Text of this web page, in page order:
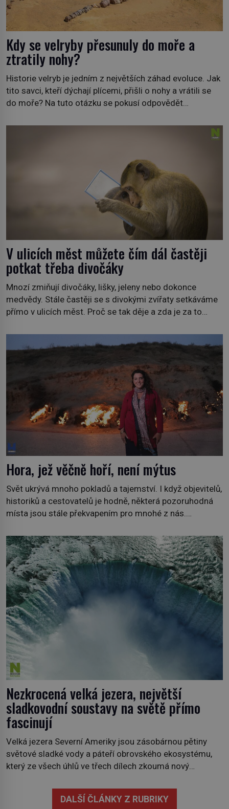
Kdy se velryby přesunuly do moře a
ztratily nohy?
Historie velryb je jedním z největších záhad evoluce. Jak
tito savci, kteří dýchají plícemi, přišli o nohy a vrátili se
do moře? Na tuto otázku se pokusí odpovědět
premiéru ve čtvrtek 29. února ve 20:00 na televizní
V ulicích měst můžete čím dál častěji
potkat třeba divočáky
Mnozí zmiňují divočáky, lišky, jeleny nebo dokonce
medvědy. Stále častěji se s divokými zvířaty setkáváme
přímo v ulicích měst. Proč se tak děje a zda je za to
jiných. My se raději podíváme do jiných zemí a
prozkoumáme, jaká další zvířata po celém světě se
Hora, jež věčně hoří, není mýtus
Svět ukrývá mnoho pokladů a tajemství. I když objevitelů,
historiků a cestovatelů je hodně, některá pozoruhodná
místa jsou stále překvapením pro mnohé z nás.
Albánie či úchvatná atmosféra Kypru jsou jedny z míst,
která nám mají co nabídnout a vyprávět. Uznávaná
historička Bettany Hughes, se vydala prozkoumat
pozoruhodné úkazy, o kterých jste možná doposud
neslyšeli. Hora, […]
Nezkrocená velká jezera, největší
sladkovodní soustavy na světě přímo
fascinují
Velká jezera Severní Ameriky jsou zásobárnou pětiny
světové sladké vody a páteří obrovského ekosystému,
který ze všech úhlů ve třech dílech zkoumá nový
premiéře jej uvidíte na Viasat Nature v pondělí 5.
července. Hořejší jezero, Huronské jezero, Michiganské
DALŠÍ ČLÁNKY Z RUBRIKY